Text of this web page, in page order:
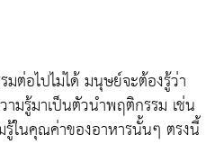
ต่อไปไม่ได้ มนุษย์จะต้องรู้ว่า
มรู้มาเป็นตัวนำพฤติกรรม เช่น
รู้ในคุณค่าของอาหารนั้นๆ ตรงนี้